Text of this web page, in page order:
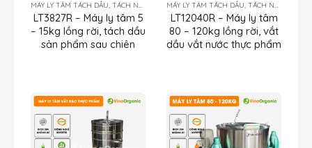
MÁY LY TÂM TÁCH DẦU, TÁCH NƯỚC
LT3827R – Máy ly tâm 5
– 15kg lồng rời, tách dầu
sản phẩm sau chiên
MÁY LY TÂM TÁCH DẦU, TÁCH NƯỚC
LT12040R – Máy ly tâm
80 – 120kg lồng rời, vắt
dầu vắt nước thực phẩm